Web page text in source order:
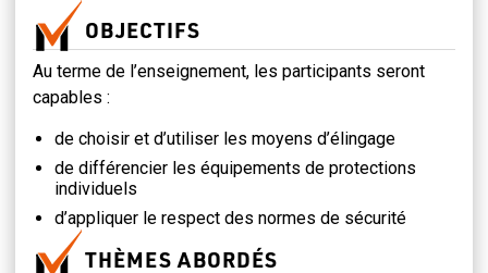
OBJECTIFS
Au terme de l’enseignement, les participants seront
capables :
de choisir et d’utiliser les moyens d’élingage
de différencier les équipements de protections
individuels
d’appliquer le respect des normes de sécurité
THÈMES ABORDÉS